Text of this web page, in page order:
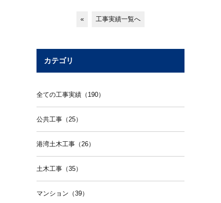
« 工事実績一覧へ
カテゴリ
全ての工事実績（190）
公共工事（25）
港湾土木工事（26）
土木工事（35）
マンション（39）